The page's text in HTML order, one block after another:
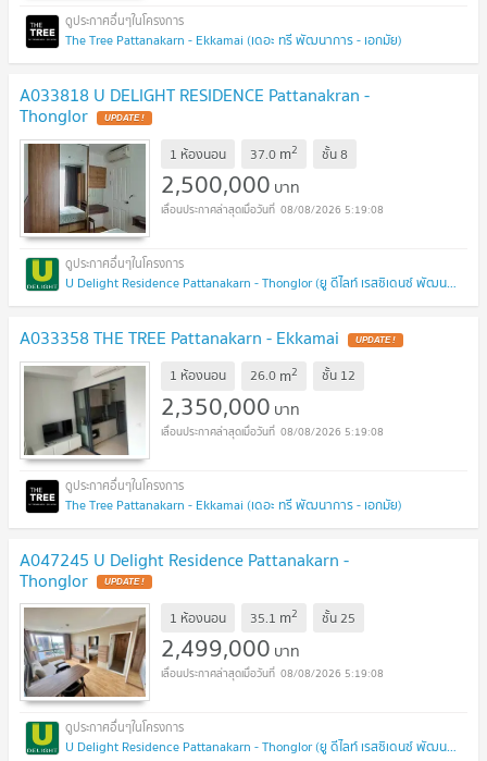
The Tree Pattanakarn - Ekkamai (เดอะ ทรี พัฒนาการ - เอกมัย)
A033818 U DELIGHT RESIDENCE Pattanakran -
Thonglor UPDATE !
1 ห้องนอน 37.0 m2 ชั้น8
2,500,000 บาท
08/08/2026 5:19:08
U Delight Residence Pattanakarn - Thonglor (ยู ดีไลท์ เรสซิเดนซ์ พัฒนาการ - ทองหล่อ)
A033358 THE TREE Pattanakarn - Ekkamai UPDATE !
1 ห้องนอน 26.0 m2 ชั้น 12
2,350,000 บาท
08/08/2026 5:19:08
The Tree Pattanakarn - Ekkamai (เดอะ ทรี พัฒนาการ - เอกมัย)
A047245 U Delight Residence Pattanakarn -
Thonglor UPDATE !
1 ห้องนอน 35.1 m2 ชั้น25
2,499,000 บาท
08/08/2026 5:19:08
U Delight Residence Pattanakarn - Thonglor (ยู ดีไลท์ เรสซิเดนซ์ พัฒนาการ - ทองหล่อ)